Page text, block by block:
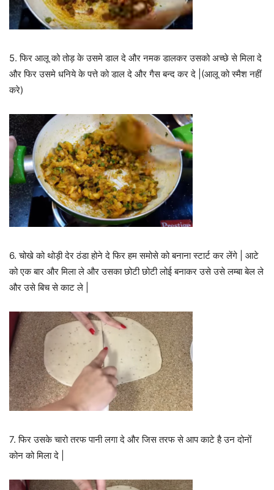
5. फिर आलू को तोड़ के उसमे डाल दे और नमक डालकर उसको अच्छे से मिला दे
और फिर उसमे धनिये के पत्ते को डाल दे और गैस बन्द कर दे |(आलू को स्मैश नहीं
करे)
6. चोखे को थोड़ी देर ठंडा होने दे फिर हम समोसे को बनाना स्टार्ट कर लेंगे | आटे
को एक बार और मिला ले और उसका छोटी छोटी लोई बनाकर उसे उसे लम्बा बेल ले
और उसे बिच से काट ले |
7. फिर उसके चारो तरफ पानी लगा दे और जिस तरफ से आप काटे है उन दोनों
कोन को मिला दे |